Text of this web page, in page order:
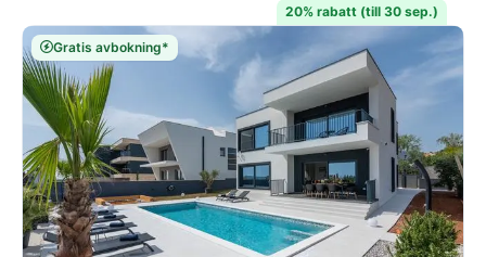
20% rabatt (till 30 sep.)
Gratis avbokning*